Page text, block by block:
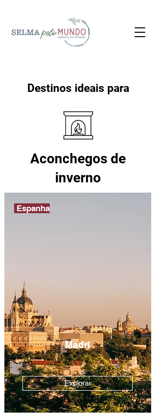
Destinos ideais para
Aconchegos de
inverno
Espanha
Madri
Explorar